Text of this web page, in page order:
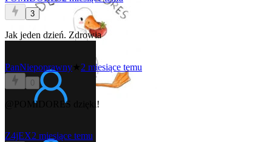
3
Jak jeden dzień. Zdrowia
PanNiepoprawny 2 miesiące temu
0
@POMIDORES dzięki!
Z4jEX2 miesiące temu